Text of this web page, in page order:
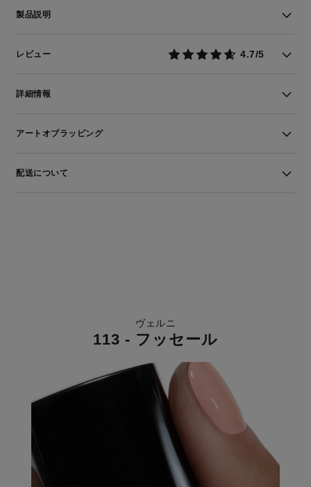
製品説明
レビュー 4.7/5
詳細情報
アートオブラッピング
配送について
ヴェルニ
113 - フッセール